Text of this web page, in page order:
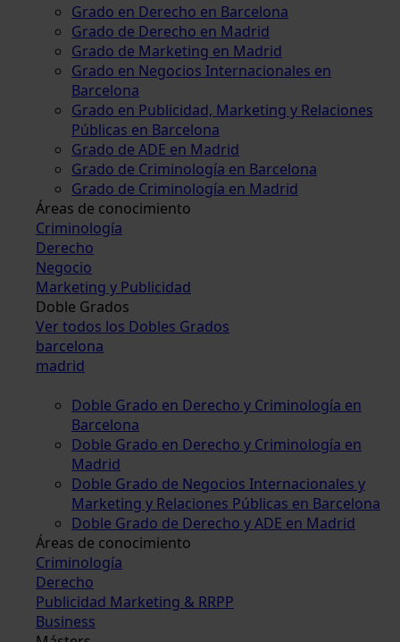
Grado en Derecho en Barcelona
Grado de Derecho en Madrid
Grado de Marketing en Madrid
Grado en Negocios Internacionales en
Barcelona
Grado en Publicidad, Marketing y Relaciones
Públicas en Barcelona
Grado de ADE en Madrid
Grado de Criminología en Barcelona
Grado de Criminología en Madrid
Áreas de conocimiento
Criminología
Derecho
Negocio
Marketing y Publicidad
Doble Grados
Ver todos los Dobles Grados
barcelona
madrid
Doble Grado en Derecho y Criminología en
Barcelona
Doble Grado en Derecho y Criminología en
Madrid
Doble Grado de Negocios Internacionales y
Marketing y Relaciones Públicas en Barcelona
Doble Grado de Derecho y ADE en Madrid
Áreas de conocimiento
Criminología
Derecho
Publicidad Marketing & RRPP
Business